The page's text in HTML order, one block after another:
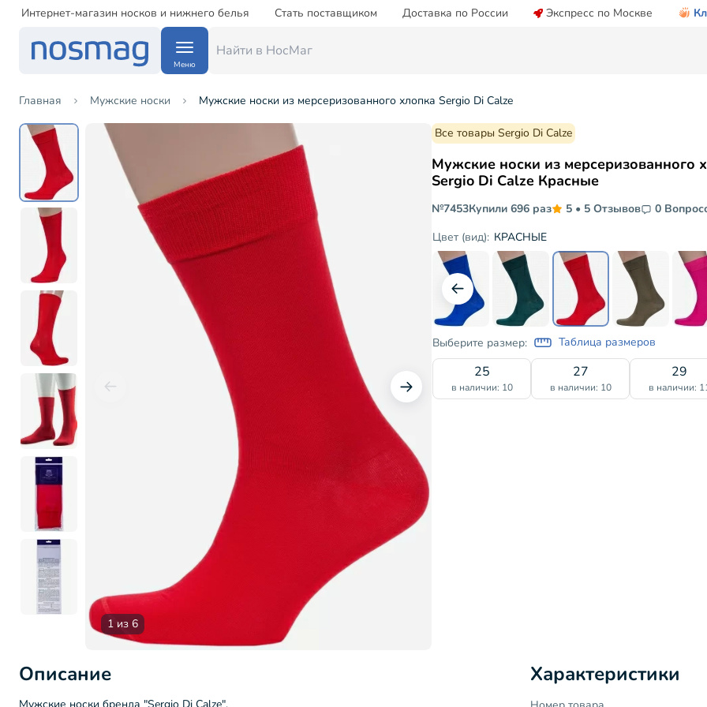
Интернет-магазин носков и нижнего белья Стать поставщиком Доставка по России Экспресс по Москве
Меню
Главная Мужские носки Мужские носки из мерсеризованного хлопка Sergio Di Calze
1 из 6
Все товары Sergio Di Calze
Мужские носки из мерсеризованного
Sergio Di Calze Красные
№7453Купили 696 раз 5 • 5 Отзывов
0
Цвет (вид): КРАСНЫЕ
Выберите размер: Таблица размеров
25
в наличии: 10
27
в наличии: 10
29
в наличии:
Описание Характеристики